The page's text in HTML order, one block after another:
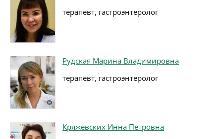
терапевт, гастроэнтеролог
Рудская Марина Владимировна
терапевт, гастроэнтеролог
Кряжевских Инна Петровна